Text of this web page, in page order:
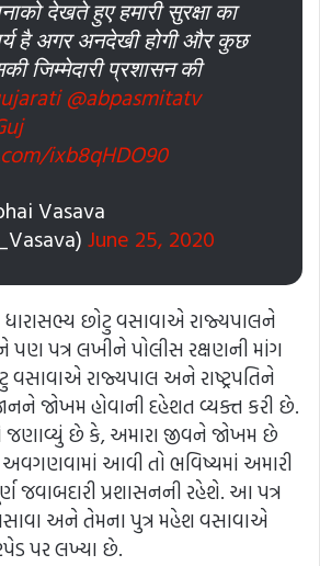
देखते हुए हमारी सुरक्षा का
है अगर अनदेखी होगी और कुछ
जिम्मेदारी प्रशासन की
@abpasmitatv
ixb8qHDO90
Vasava
June 25, 2020
છોટુ વસાવાએ રાજ્યપાલને
પણ પત્ર લખીને પોલીસ રક્ષણની માંગ
વસાવાએ રાજ્યપાલ અને રાષ્ટ્રપતિને
જોખમ હોવાની દહેશત વ્યક્ત કરી છે.
છે કે, અમારા જીવને જોખમ છે
આવી તો ભવિષ્યમાં અમારી
જવાબદારી પ્રશાસનની રહેશે. આ પત્ર
અને તેમના પુત્ર મહેશ વસાવાએ
પર લખ્યા છે.